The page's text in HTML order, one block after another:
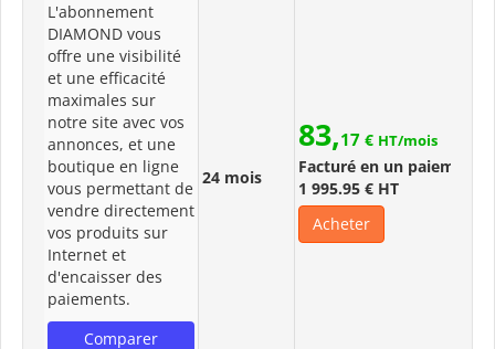
L'abonnement
DIAMOND vous
offre une visibilité
et une efficacité
maximales sur
notre site avec vos
annonces, et une
boutique en ligne
vous permettant de
vendre directement
vos produits sur
Internet et
d'encaisser des
paiements.
Comparer
24 mois
83,17 € HT/mois
Facturé en un paiement
1 995.95 € HT
Acheter